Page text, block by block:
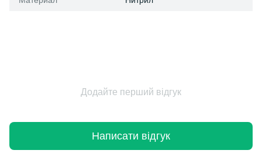
Додайте перший відгук
Написати відгук